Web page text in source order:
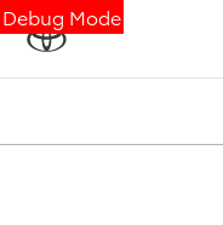
Debug Mode